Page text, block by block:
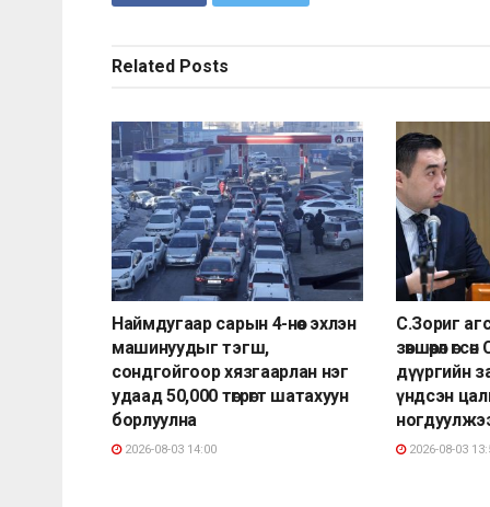
Related Posts
Наймдугаар сарын 4-нөөс эхлэн
машинуудыг тэгш,
сондгойгоор хязгаарлан нэг
удаад 50,000 төгрөгт шатахуун
борлуулна
2026-08-03 14:00
С.Зориг
зөвшөөрөл
дүүргийн
үндсэн
2026-08-03